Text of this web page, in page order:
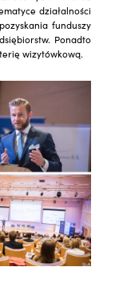
działalności
funduszy
Ponadto
wizytówkową.